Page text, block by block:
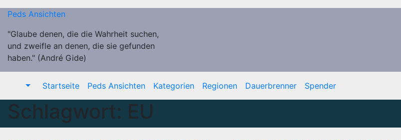
Zum
Inhalt
springen
Peds Ansichten
"Glaube denen, die die Wahrheit suchen,
und zweifle an denen, die sie gefunden
haben." (André Gide)
Startseite Peds Ansichten Kategorien Regionen Dauerbrenner Spender
Schlagwort: EU